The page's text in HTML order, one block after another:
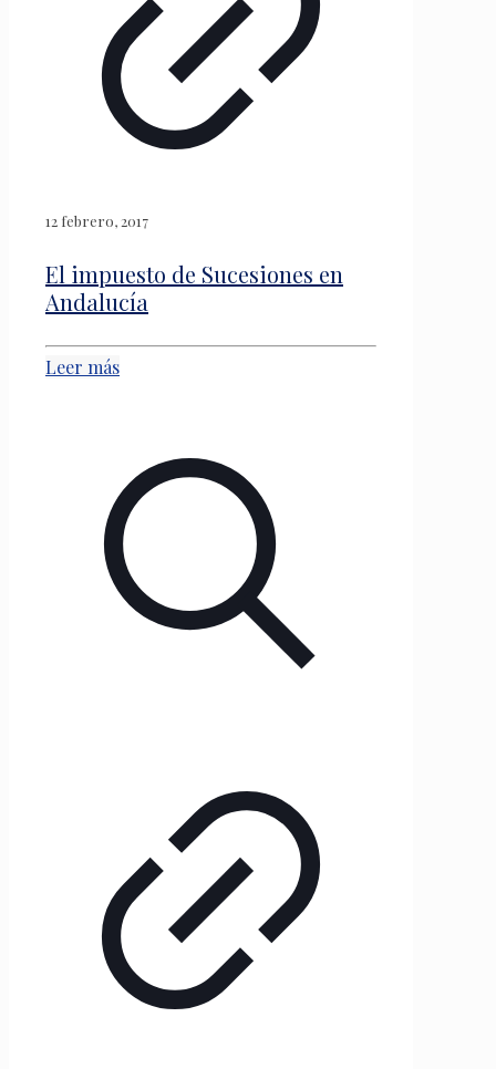
12 febrero, 2017
El impuesto de Sucesiones en
Andalucía
Leer más